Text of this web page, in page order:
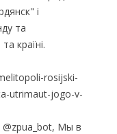
і
та
країні.
rosijski-
utrimaut-jogo-v-
Мы в